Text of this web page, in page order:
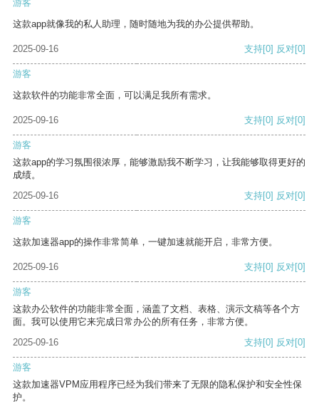
游客
这款app就像我的私人助理，随时随地为我的办公提供帮助。
2025-09-16 支持[0] 反对[0]
游客
这款软件的功能非常全面，可以满足我所有需求。
2025-09-16 支持[0] 反对[0]
游客
这款app的学习氛围很浓厚，能够激励我不断学习，让我能够取得更好的
成绩。
2025-09-16
支持[0] 反对[0]
游客
这款加速器app的操作非常简单，一键加速就能开启，非常方便。
2025-09-16 支持[0] 反对[0]
游客
这款办公软件的功能非常全面，涵盖了文档、表格、演示文稿等各个方
面。我可以使用它来完成日常办公的所有任务，非常方便。
2025-09-16
支持[0] 反对[0]
游客
这款加速器VPM应用程序已经为我们带来了无限的隐私保护和安全性保
护。